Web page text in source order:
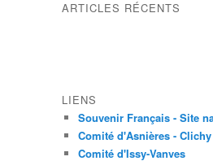
ARTICLES RÉCENTS
LIENS
Souvenir Français - Site
Comité d'Asnières - Clichy
Comité d'Issy-Vanves